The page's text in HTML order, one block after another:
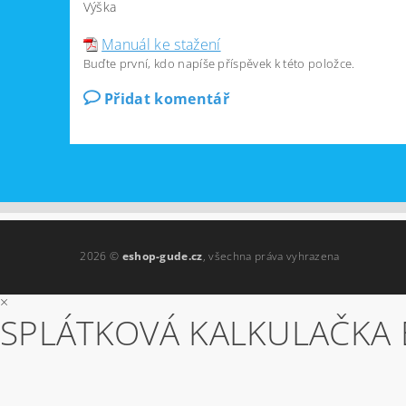
Výška
Manuál ke stažení
Buďte první, kdo napíše příspěvek k této položce.
Přidat komentář
2026 © eshop-gude.cz, všechna práva vyhrazena
×
SPLÁTKOVÁ KALKULAČKA